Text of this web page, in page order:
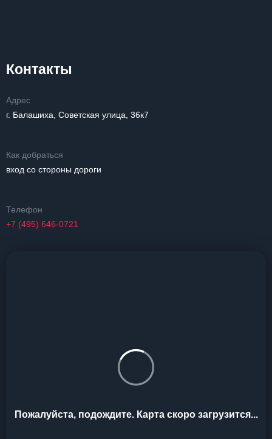
Контакты
Адрес
г. Балашиха, Советская улица, 36к7
Как добраться
вход со стороны дороги
Телефон
+7 (495) 646-0721
Пожалуйста, подождите. Карта скоро загрузится...